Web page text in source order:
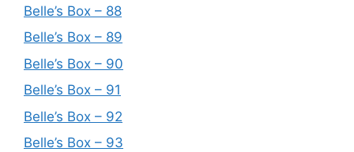
Belle’s Box – 88
Belle’s Box – 89
Belle’s Box – 90
Belle’s Box – 91
Belle’s Box – 92
Belle’s Box – 93